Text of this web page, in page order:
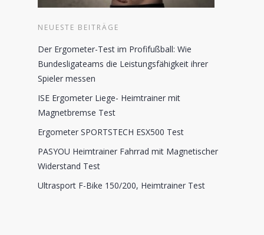
NEUESTE BEITRÄGE
Der Ergometer-Test im Profifußball: Wie
Bundesligateams die Leistungsfähigkeit ihrer
Spieler messen
ISE Ergometer Liege- Heimtrainer mit
Magnetbremse Test
Ergometer SPORTSTECH ESX500 Test
PASYOU Heimtrainer Fahrrad mit Magnetischer
Widerstand Test
Ultrasport F-Bike 150/200, Heimtrainer Test